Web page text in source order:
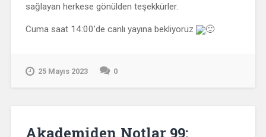
sağlayan herkese gönülden teşekkürler.
Cuma saat 14:00’de canlı yayına bekliyoruz
25 Mayıs 2023 0
Akademiden Notlar 99: